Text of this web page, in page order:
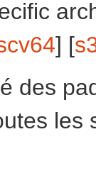
] [
des
les